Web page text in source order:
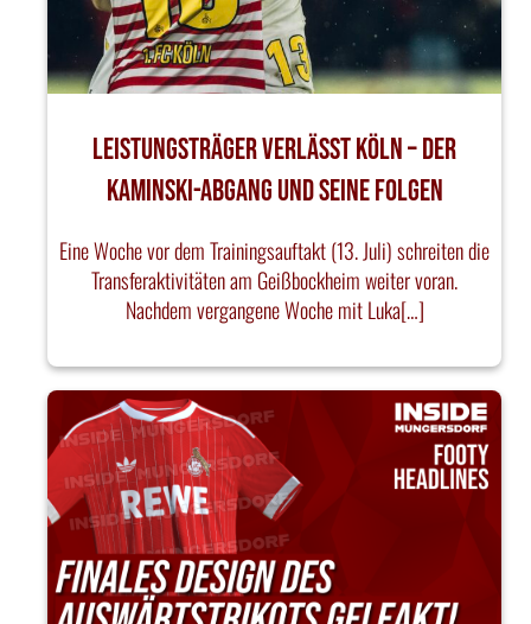
Leistungsträger verlässt Köln – Der
Kaminski-Abgang und seine Folgen
Eine Woche vor dem Trainingsauftakt (13. Juli) schreiten die
Transferaktivitäten am Geißbockheim weiter voran.
Nachdem vergangene Woche mit Luka[…]